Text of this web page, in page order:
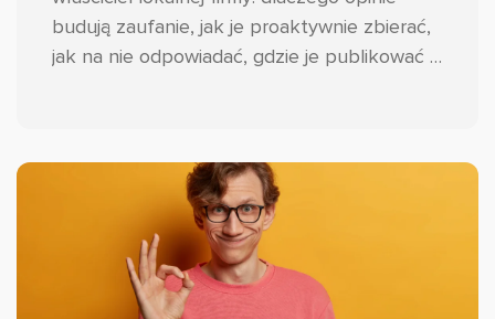
budują zaufanie, jak je proaktywnie zbierać,
jak na nie odpowiadać, gdzie je publikować i
fryzjerskiego Piotra Sierpińskiego, a dane
liczbowe na badaniu BrightLocal Local
Consumer Review Survey 2025.